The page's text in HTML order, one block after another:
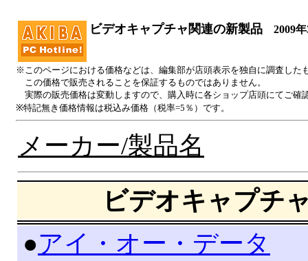
ビデオキャプチャ関連の新製品 2009年
※このページにおける価格などは、編集部が店頭表示を独自に調査した
この価格で販売されることを保証するものではありません。
実際の販売価格は変動しますので、購入時に各ショップ店頭にてご確
※特記無き価格情報は税込み価格（税率=5％）です。
メーカー/製品名
ビデオキャプチ
●アイ・オー・データ